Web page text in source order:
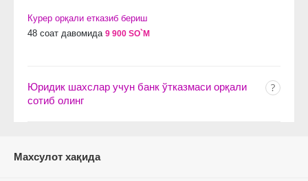
Курер орқали етказиб бериш
48 соат давомида 9 900 SO`M
Юридик шахслар учун банк ўтказмаси орқали
сотиб олинг
Махсулот хақида